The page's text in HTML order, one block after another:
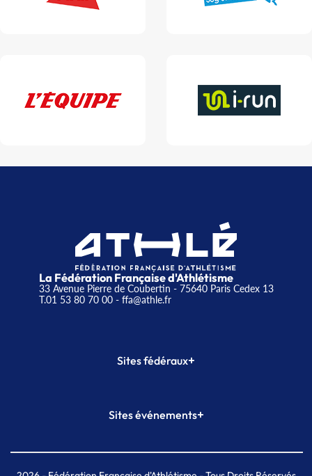
La Fédération Française d'Athlétisme
33 Avenue Pierre de Coubertin - 75640 Paris Cedex 13
T.01 53 80 70 00- ffa@athle.fr
Sites fédéraux+
Plateforme Formation
Sites événements+
Meeting de Paris indoor
MAIF Ekiden de Paris